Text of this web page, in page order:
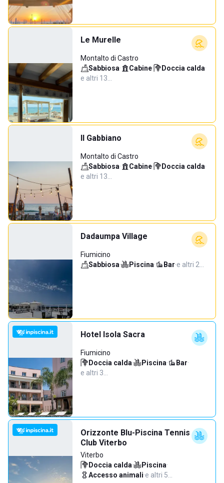
Le Murelle
Montalto di Castro
Sabbiosa· Cabine· Doccia calda·
e altri 13…
Il Gabbiano
Montalto di Castro
Sabbiosa· Cabine· Doccia calda·
e altri 13…
Dadaumpa Village
Fiumicino
Sabbiosa· Piscina· Bar·e altri 2…
Hotel Isola Sacra
Fiumicino
Doccia calda· Piscina· Bar·
e altri 3…
Orizzonte Blu-Piscina Tennis
Club Viterbo
Viterbo
Doccia calda· Piscina·
Accesso animali·e altri 5…